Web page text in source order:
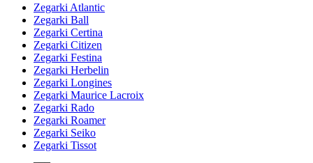
Zegarki Atlantic
Zegarki Ball
Zegarki Certina
Zegarki Citizen
Zegarki Festina
Zegarki Herbelin
Zegarki Longines
Zegarki Maurice Lacroix
Zegarki Rado
Zegarki Roamer
Zegarki Seiko
Zegarki Tissot